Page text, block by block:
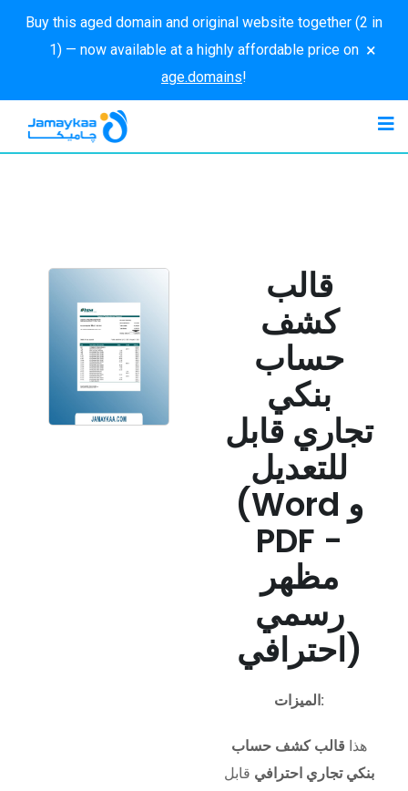
Buy this aged domain and original website together (2 in
1) — now available at a highly affordable price on
age.domains!
×
قالب
كشف
حساب
بنكي
تجاري قابل
للتعديل
(Word و
PDF -
مظهر
رسمي
احترافي)
الميزات:
هذا قالب كشف حساب
بنكي تجاري احترافي قابل